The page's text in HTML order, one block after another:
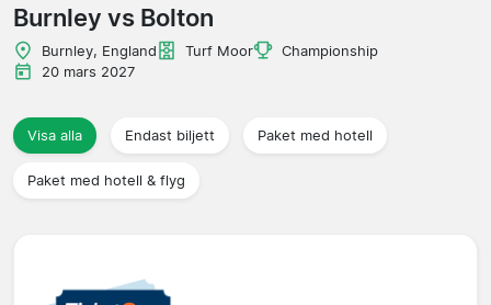
Lag
Ligor
Resebyråer
Burnley vs Bolton
Burnley, England Turf Moor
Championship
20 mars 2027
Visa alla Endast biljett Paket med hotell
Paket med hotell & flyg